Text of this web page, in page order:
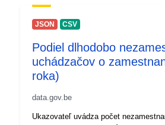
JSON CSV
Podiel dlhodobo
uchádzačov o
roka)
data.gov.be
Ukazovateľ uvádza počet